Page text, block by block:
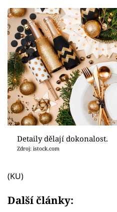
Detaily dělají dokonalost.
Zdroj: istock.com
(KU)
Další články: